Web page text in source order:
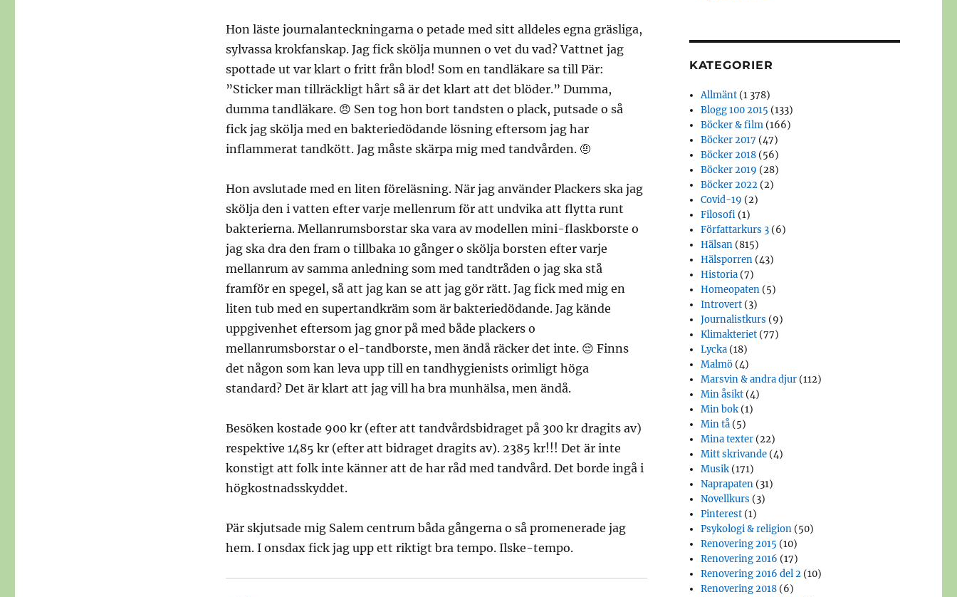
Hon läste journalanteckningarna o petade med sitt alldeles egna gräsliga,
sylvassa krokfanskap. Jag fick skölja munnen o vet du vad? Vattnet jag
spottade ut var klart o fritt från blod! Som en tandläkare sa till Pär:
”Sticker man tillräckligt hårt så är det klart att det blöder.” Dumma,
dumma tandläkare. 😠 Sen tog hon bort tandsten o plack, putsade o så
fick jag skölja med en bakteriedödande lösning eftersom jag har
inflammerat tandkött. Jag måste skärpa mig med tandvården. 🤨
Hon avslutade med en liten föreläsning. När jag använder Plackers ska jag
skölja den i vatten efter varje mellenrum för att undvika att flytta runt
bakterierna. Mellanrumsborstar ska vara av modellen mini-flaskborste o
jag ska dra den fram o tillbaka 10 gånger o skölja borsten efter varje
mellanrum av samma anledning som med tandtråden o jag ska stå
framför en spegel, så att jag kan se att jag gör rätt. Jag fick med mig en
liten tub med en supertandkräm som är bakteriedödande. Jag kände
uppgivenhet eftersom jag gnor på med både plackers o
mellanrumsborstar o el-tandborste, men ändå räcker det inte. 😔 Finns
det någon som kan leva upp till en tandhygienists orimligt höga
standard? Det är klart att jag vill ha bra munhälsa, men ändå.
Besöken kostade 900 kr (efter att tandvårdsbidraget på 300 kr dragits av)
respektive 1485 kr (efter att bidraget dragits av). 2385 kr!!! Det är inte
konstigt att folk inte känner att de har råd med tandvård. Det borde ingå i
högkostnadsskyddet.
Pär skjutsade mig Salem centrum båda gångerna o så promenerade jag
hem. I onsdax fick jag upp ett riktigt bra tempo. Ilske-tempo.
KATEGORIER
Allmänt (1 378)
Blogg 100 2015 (133)
Böcker & film (166)
Böcker 2017 (47)
Böcker 2018 (56)
Böcker 2019 (28)
Böcker 2022 (2)
Covid-19 (2)
Filosofi (1)
Författarkurs 3 (6)
Hälsan (815)
Hälsporren (43)
Historia (7)
Homeopaten (5)
Introvert (3)
Journalistkurs (9)
Klimakteriet (77)
Lycka (18)
Malmö (4)
Marsvin & andra djur (112)
Min åsikt (4)
Min bok (1)
Min tå (5)
Mina texter (22)
Mitt skrivande (4)
Musik (171)
Naprapaten (31)
Novellkurs (3)
Pinterest (1)
Psykologi & religion (50)
Renovering 2015 (10)
Renovering 2016 (17)
Renovering 2016 del 2 (10)
Renovering 2018 (6)